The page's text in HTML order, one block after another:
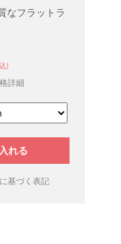
なフラットラ
)
詳細
れる
基づく表記